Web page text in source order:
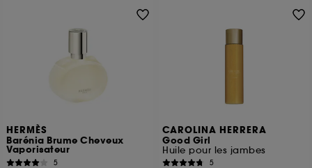
HERMÈS
Barénia Brume Cheveux
Vaporisateur
5
CAROLINA HERRERA
Good Girl
Huile pour les jambes
5